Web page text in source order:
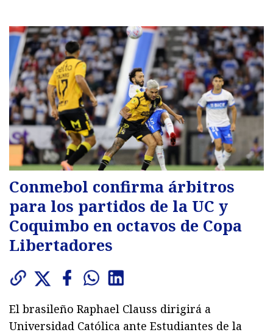
Conmebol confirma árbitros
para los partidos de la UC y
Coquimbo en octavos de Copa
Libertadores
El brasileño Raphael Clauss dirigirá a
Universidad Católica ante Estudiantes de la